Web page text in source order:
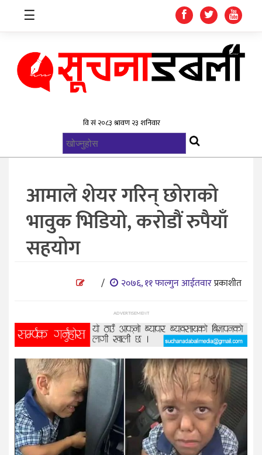
स्वास्थ्य
खेलकुद
मनोरन्जन
शिक्षा
भिडियो
अन्तर्वाता
☰
आमाले शेयर गरिन् छोराको
भावुक भिडियो, करोडौं रुपैयाँ
सहयोग
/ २०७६, ११ फाल्गुन आईतवारप्रकाशीत
ADVERTISEMENT